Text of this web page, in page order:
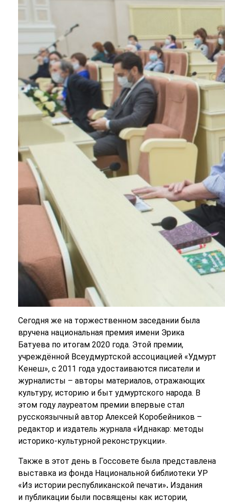
Сегодня же на торжественном заседании была
вручена национальная премия имени Эрика
Батуева по итогам 2020 года. Этой премии,
учреждённой Всеудмуртской ассоциацией «Удмурт
Кенеш», с 2011 года удостаиваются писатели и
журналисты – авторы материалов, отражающих
культуру, историю и быт удмуртского народа. В
этом году лауреатом премии впервые стал
русскоязычный автор Алексей Коробейников –
редактор и издатель журнала «Иднакар: методы
историко-культурной реконструкции».
Также в этот день в Госсовете была представлена
выставка из фонда Национальной библиотеки УР
«Из истории республиканской печати». Издания
и публикации были посвящены как истории,